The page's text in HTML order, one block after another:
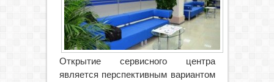
Открытие сервисного центра
является перспективным вариантом